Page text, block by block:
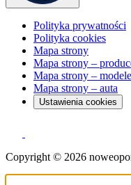
Polityka prywatności
Polityka cookies
Mapa strony
Mapa strony –
Mapa strony –
Mapa strony – auta
Ustawienia cookies
Copyright © 2026